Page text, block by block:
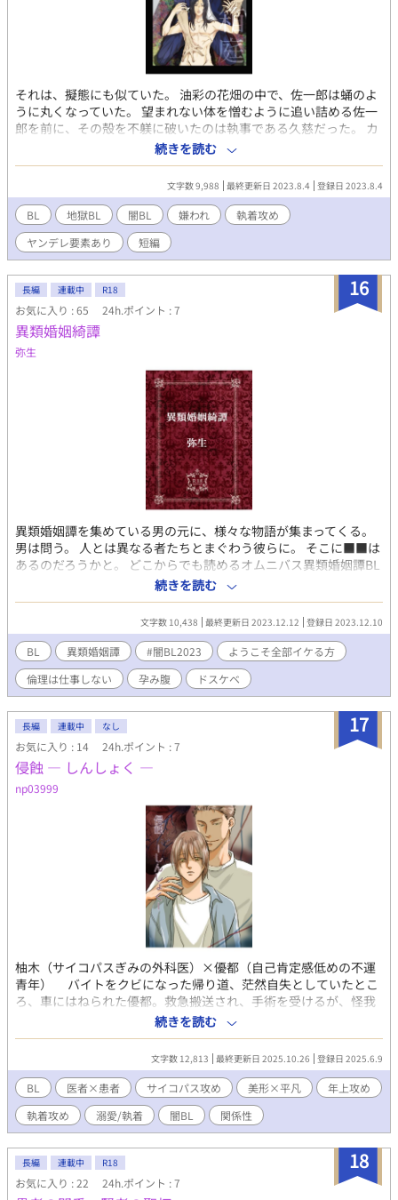
それは、擬態にも似ていた。 油彩の花畑の中で、佐一郎は蛹のよ
うに丸くなっていた。 望まれない体を憎むように追い詰める佐一
郎を前に、その殻を不躾に破いたのは執事である久慈だった。 カ
ンテラの光が揺れる中での、命の営み。 佐一郎を蛹だと馬鹿にす
る久慈の手によって、素直にされていく体。 油彩の花畑の中で、
佐一郎が曝け出した真実とは何か 口にできない想いを抱えた二人
が、互いを確かめるように狭い部屋で一つになる。 感情の底にあ
るのは愛情なのか、醜い執着なのか。 不遜が服を着ている執事久
慈×己を愛せない画家の佐一郎 狭い部屋、偽りの花に埋もれなが
ら、佐一郎が本当の意味で己を知る。 サクッと読める地獄BLはこ
ちら！
続きを読む
文字数 9,988 最終更新日 2023.8.4 登録日 2023.8.4
BL 地獄BL 闇BL 嫌われ
執着攻め
ヤンデレ要素あり
短編
16
長編 連載中 R18
お気に入り : 65 24h.ポイント : 7
異類婚姻綺譚
弥生
異類婚姻譚を集めている男の元に、様々な物語が集まってくる。
男は問う。 人とは異なる者たちとまぐわう彼らに。 そこに■■は
あるのだろうかと。 どこからでも読めるオムニバス異類婚姻譚BL
※なんでも許せる方向けの仄暗い物語です。 ドスケベです。 春森
夢花さん（@harutocabbage）企画の#闇BL2023に参加していま
す。 まったり更新予定です。 ムーンライトノベルズでも投稿して
います。
続きを読む
文字数 10,438 最終更新日 2023.12.12 登録日 2023.12.10
BL 異類婚姻譚 #闇BL2023
ようこそ全部イケる方
倫理は仕事しない
孕み腹 ドスケベ
17
長編 連載中 なし
お気に入り : 14 24h.ポイント : 7
侵蝕 ― しんしょく ―
np03999
柚木（サイコパスぎみの外科医）×優都（自己肯定感低めの不運
青年） バイトをクビになった帰り道、茫然自失としていたとこ
ろ、車にはねられた優都。救急搬送され、手術を受けるが、怪我
がひどく、執刀医の柚木も躊躇うほどだった。柚木の考えが変わ
ったのは、生死を危ぶむほどの怪我を負いながらも、規則的に動
こうとする心臓だった。優都が目を覚ましたとき、大きな感謝を
柚木に抱く。 医師と患者にすぎない二人が、距離を縮めようと
する選択を取っていく、サイコパス風味のBLです。賛否両論千差
万別ハッピーエンドです〜。 よろしくおねがいします。
続きを読む
文字数 12,813 最終更新日 2025.10.26 登録日 2025.6.9
BL 医者×患者 サイコパス攻め 美形×平凡
年上攻め
執着攻め
溺愛/執着 闇BL 関係性
18
長編 連載中 R18
お気に入り : 22 24h.ポイント : 7